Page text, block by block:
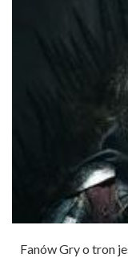
Fanów Gry o tron